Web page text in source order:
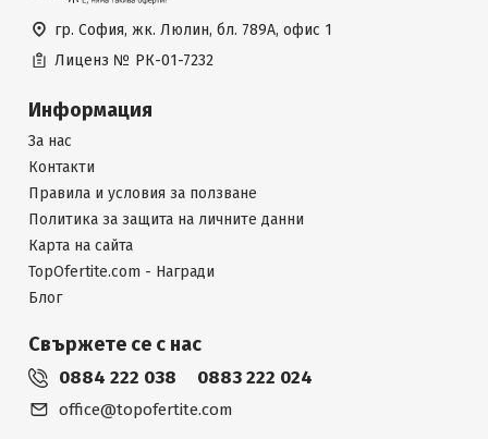
гр. София, жк. Люлин, бл. 789А, офис 1
Лиценз № РК-01-7232
Информация
За нас
Контакти
Правила и условия за ползване
Политика за защита на личните данни
Карта на сайта
TopOfertite.com - Награди
Блог
Свържете се с нас
0884 222 038 0883 222 024
office@topofertite.com